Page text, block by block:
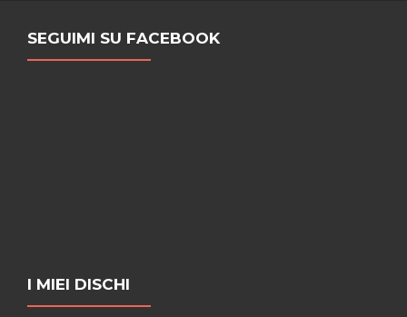
SEGUIMI SU FACEBOOK
I MIEI DISCHI